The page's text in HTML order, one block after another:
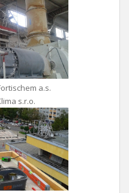
a.s.
s.r.o.